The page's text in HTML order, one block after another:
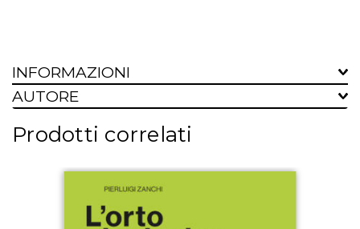
INFORMAZIONI
AUTORE
Prodotti correlati